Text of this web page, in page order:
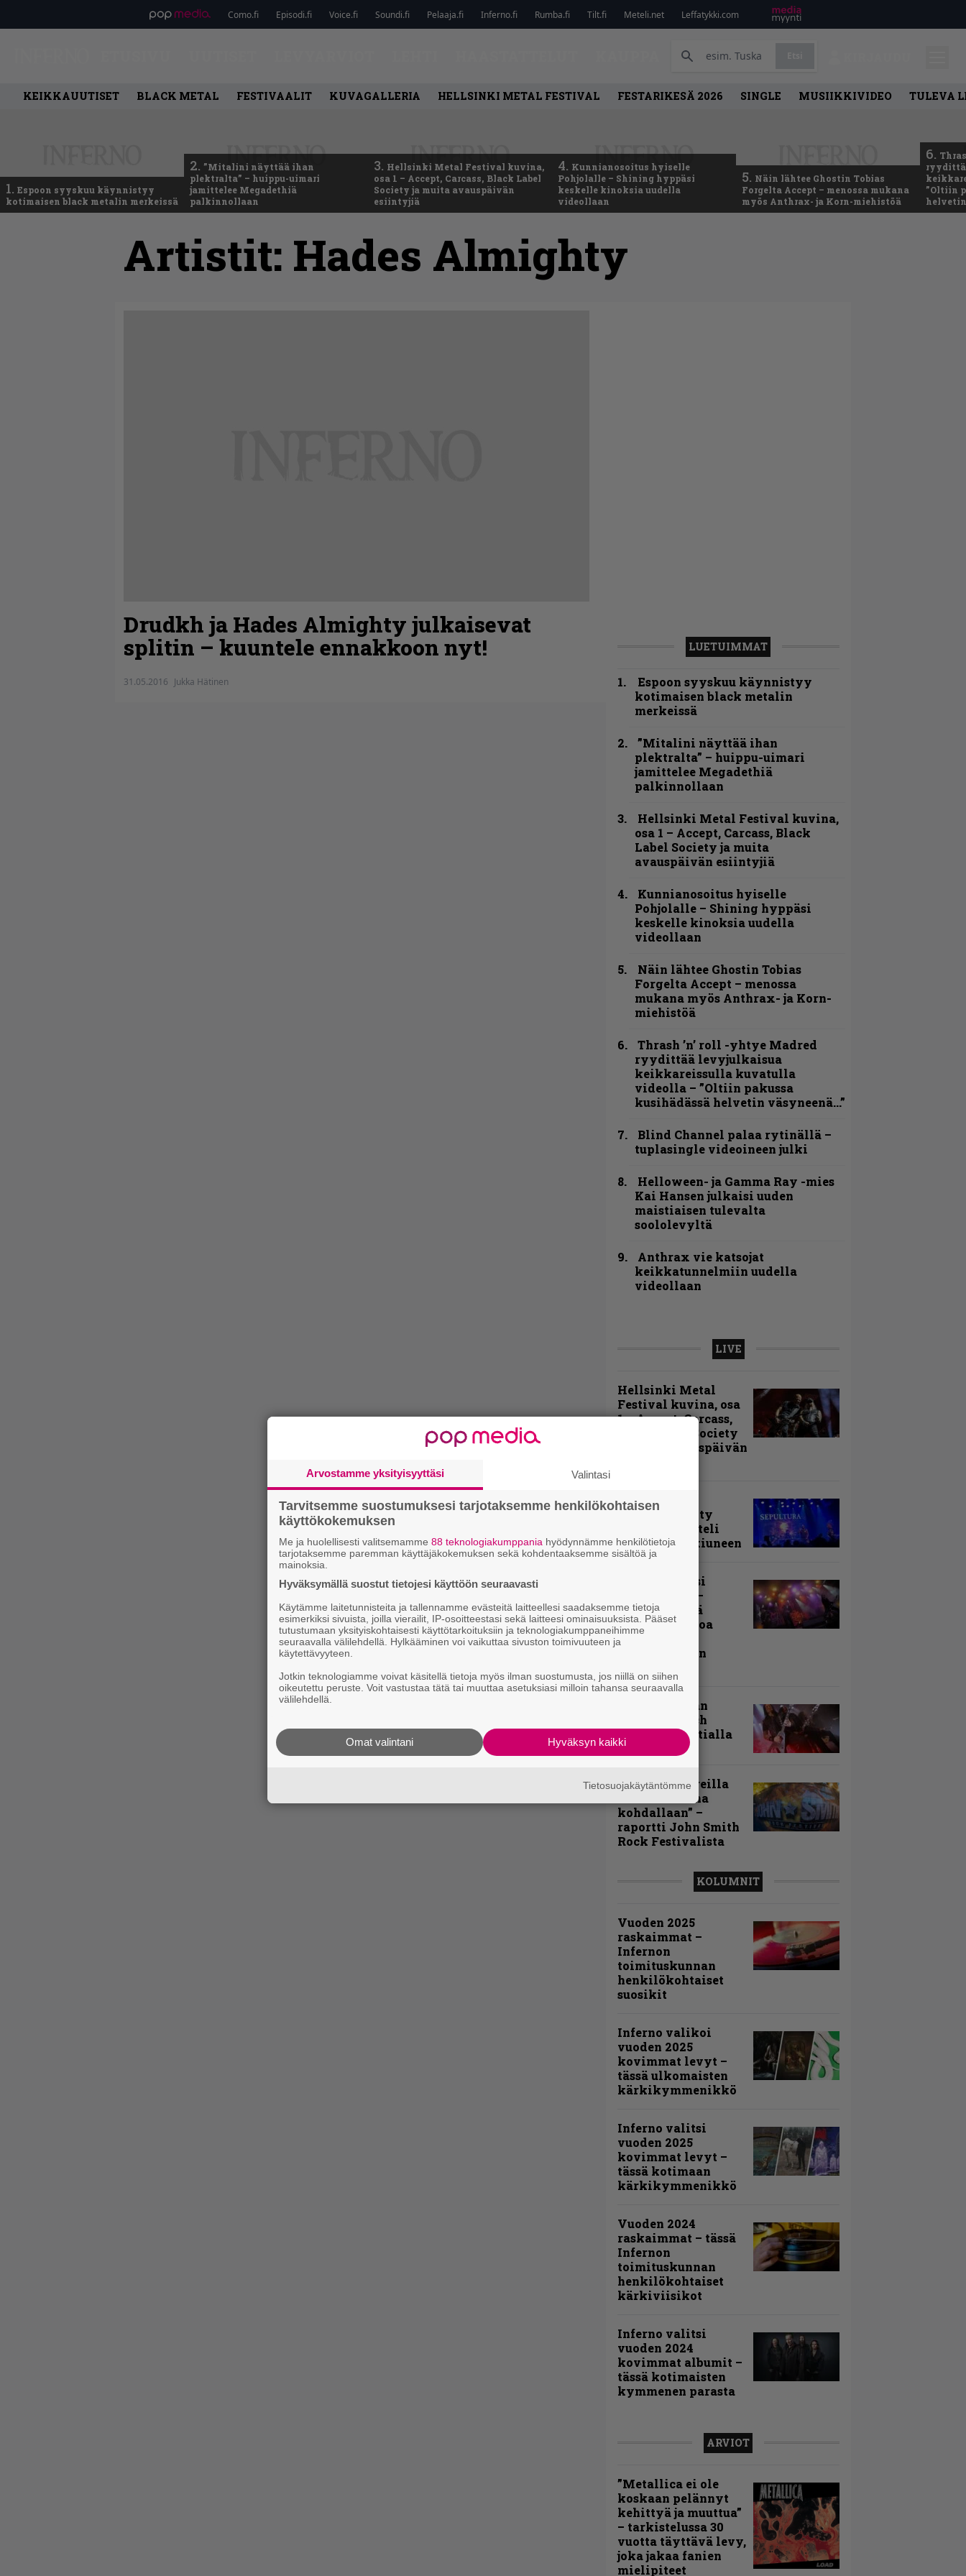
Como.fi Episodi.fi Voice.fi Soundi.fi Pelaaja.fi Inferno.fi Rumba.fi Tilt.fi Meteli.net Leffatykki.com
KEIKKAUUTISET BLACK METAL FESTIVAALIT KUVAGALLERIA HELLSINKI METAL FESTIVAL FESTARIKESÄ 2026 SINGLE MUSIIKKIVIDEO TULEVA
1. Espoon syyskuu käynnistyy
kotimaisen black metalin merkeissä
2. ”Mitalini näyttää ihan
plektralta” – huippu-uimari
jamittelee Megadethiä
palkinnollaan
3. Hellsinki Metal Festival kuvina,
osa 1 – Accept, Carcass, Black Label
Society ja muita avauspäivän
esiintyjiä
4. Kunnianosoitus hyiselle
Pohjolalle – Shining hyppäsi
keskelle kinoksia uudella
videollaan
5. Näin lähtee Ghostin Tobias
Forgelta Accept – menossa mukana
myös Anthrax- ja Korn-miehistöä
6.
”Oltiin
Artistit: Hades Almighty
Drudkh ja Hades Almighty julkaisevat
splitin – kuuntele ennakkoon nyt!
31.05.2016 Jukka Hätinen
LUETUIMMAT
Espoon syyskuu käynnistyy
kotimaisen black metalin
merkeissä
”Mitalini näyttää ihan
plektralta” – huippu-uimari
jamittelee Megadethiä
palkinnollaan
Hellsinki Metal Festival kuvina,
osa 1 – Accept, Carcass, Black
Label Society ja muita
avauspäivän esiintyjiä
Kunnianosoitus hyiselle
Pohjolalle – Shining hyppäsi
keskelle kinoksia uudella
videollaan
Näin lähtee Ghostin Tobias
Forgelta Accept – menossa
mukana myös Anthrax- ja Korn-
miehistöä
Thrash ’n’ roll -yhtye Madred
ryydittää levyjulkaisua
keikkareissulla kuvatulla
videolla – ”Oltiin pakussa
kusihädässä helvetin väsyneenä…”
Blind Channel palaa rytinällä –
tuplasingle videoineen julki
Helloween- ja Gamma Ray -mies
Kai Hansen julkaisi uuden
maistiaisen tulevalta
soololevyltä
Anthrax vie katsojat
keikkatunnelmiin uudella
videollaan
LIVE
Hellsinki Metal
Festival kuvina, osa
1 – Accept, Carcass,
Black Label Society
ja muita avauspäivän
Livearvio:
Loppuunmyyty
Tavastia saatteli
Sepulturan ikiuneen
Rokki Raikasi
Tampereella –
Infernon neljä
väkevää nostoa
festarin
kakkospäivän
Paluu vanhaan
liittoon – Arch
Enemy Tavastialla
”Näillä festareilla
kaikki on aina
kohdallaan” –
raportti John Smith
Rock Festivalista
KOLUMNIT
Vuoden 2025
raskaimmat –
Infernon
toimituskunnan
henkilökohtaiset
suosikit
Inferno valikoi
vuoden 2025
kovimmat levyt –
tässä ulkomaisten
kärkikymmenikkö
Inferno valitsi
vuoden 2025
kovimmat levyt –
tässä kotimaan
kärkikymmenikkö
Vuoden 2024
raskaimmat – tässä
Infernon
toimituskunnan
henkilökohtaiset
kärkiviisikot
Inferno valitsi
vuoden 2024
kovimmat albumit –
tässä kotimaisten
kymmenen parasta
ARVIOT
”Metallica ei ole
koskaan pelännyt
kehittyä ja muuttua”
– tarkistelussa 30
vuotta täyttävä levy,
joka jakaa fanien
mielipiteet
Arvostamme yksityisyyttäsi Valintasi
Tarvitsemme suostumuksesi tarjotaksemme henkilökohtaisen
käyttökokemuksen
Me ja huolellisesti valitsemamme 88 teknologiakumppania hyödynnämme henkilötietoja
tarjotaksemme paremman käyttäjäkokemuksen sekä kohdentaaksemme sisältöä ja
mainoksia.
Hyväksymällä suostut tietojesi käyttöön seuraavasti
Käytämme laitetunnisteita ja tallennamme evästeitä laitteellesi saadaksemme tietoja
esimerkiksi sivuista, joilla vierailit, IP-osoitteestasi sekä laitteesi ominaisuuksista. Pääset
tutustumaan yksityiskohtaisesti käyttötarkoituksiin ja teknologiakumppaneihimme
seuraavalla välilehdellä. Hylkääminen voi vaikuttaa sivuston toimivuuteen ja
käytettävyyteen.
Jotkin teknologiamme voivat käsitellä tietoja myös ilman suostumusta, jos niillä on siihen
oikeutettu peruste. Voit vastustaa tätä tai muuttaa asetuksiasi milloin tahansa seuraavalla
välilehdellä.
Hyväksyn kaikki
Omat valintani
Tietosuojakäytäntömme